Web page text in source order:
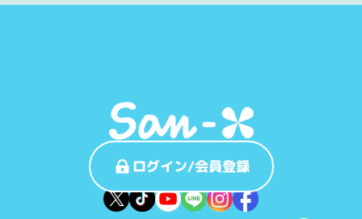
ログイン/会員登録